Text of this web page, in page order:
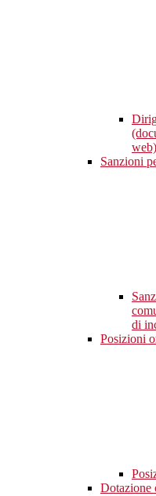
web)
Sanzioni
di
Posizioni
Dotazione